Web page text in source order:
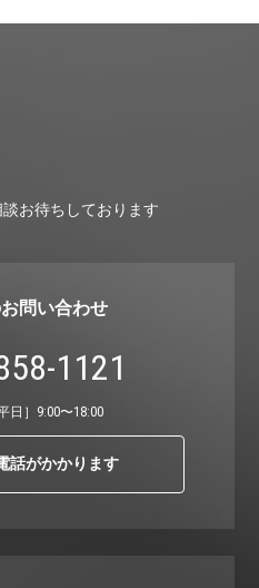
お待ちしております
問い合わせ
1121
⽇］9:00〜18:00
話がかかります